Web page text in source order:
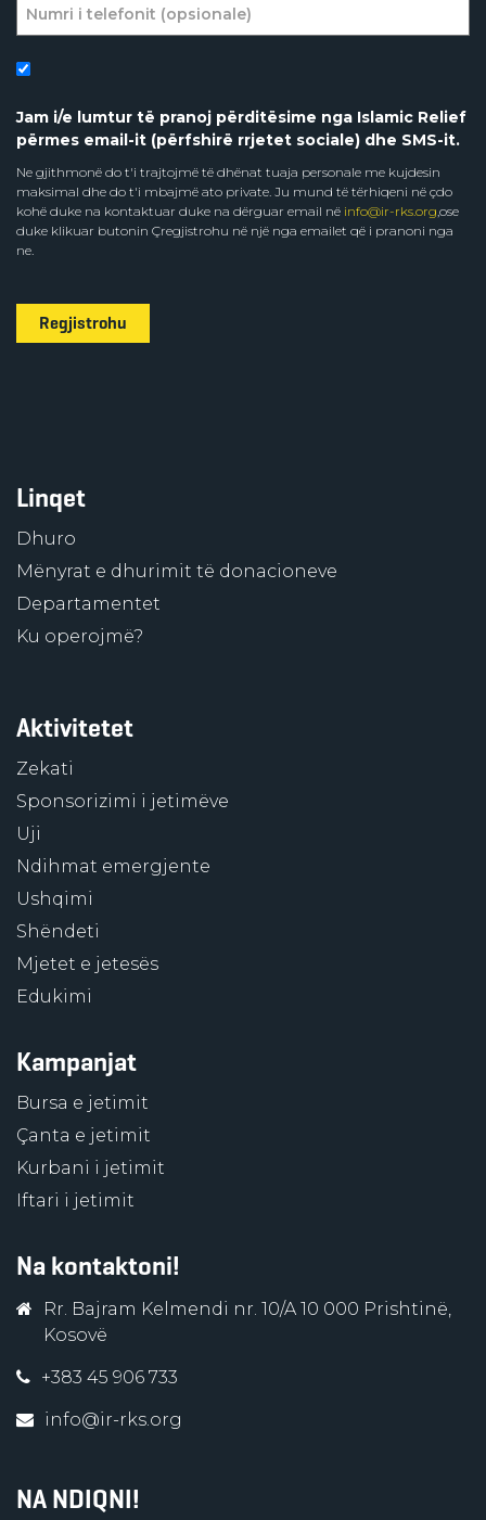
Jam i/e lumtur të pranoj përditësime nga Islamic Relief
përmes email-it (përfshirë rrjetet sociale) dhe SMS-it.
Ne gjithmonë do t'i trajtojmë të dhënat tuaja personale me kujdesin
maksimal dhe do t'i mbajmë ato private. Ju mund të tërhiqeni në çdo
kohë duke na kontaktuar duke na dërguar email në info@ir-rks.org,ose
duke klikuar butonin Çregjistrohu në një nga emailet që i pranoni nga
ne.
Regjistrohu
Linqet
Dhuro
Mënyrat e dhurimit të donacioneve
Departamentet
Ku operojmë?
Aktivitetet
Zekati
Sponsorizimi i jetimëve
Uji
Ndihmat emergjente
Ushqimi
Shëndeti
Mjetet e jetesës
Edukimi
Kampanjat
Bursa e jetimit
Çanta e jetimit
Kurbani i jetimit
Iftari i jetimit
Na kontaktoni!
Rr. Bajram Kelmendi nr. 10/A 10 000 Prishtinë,
Kosovë
+383 45 906 733
info@ir-rks.org
NA NDIQNI!